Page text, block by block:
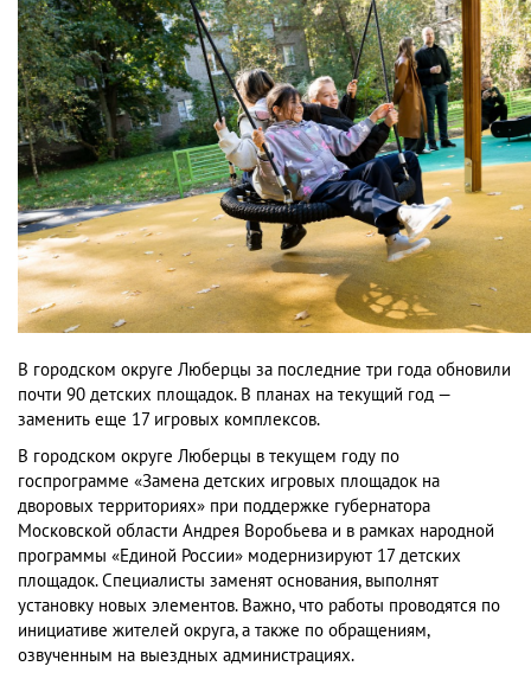
В городском округе Люберцы за последние три года обновили
почти 90 детских площадок. В планах на текущий год —
заменить еще 17 игровых комплексов.
В городском округе Люберцы в текущем году по
госпрограмме «Замена детских игровых площадок на
дворовых территориях» при поддержке губернатора
Московской области Андрея Воробьева и в рамках народной
программы «Единой России» модернизируют 17 детских
площадок. Специалисты заменят основания, выполнят
установку новых элементов. Важно, что работы проводятся по
инициативе жителей округа, а также по обращениям,
озвученным на выездных администрациях.